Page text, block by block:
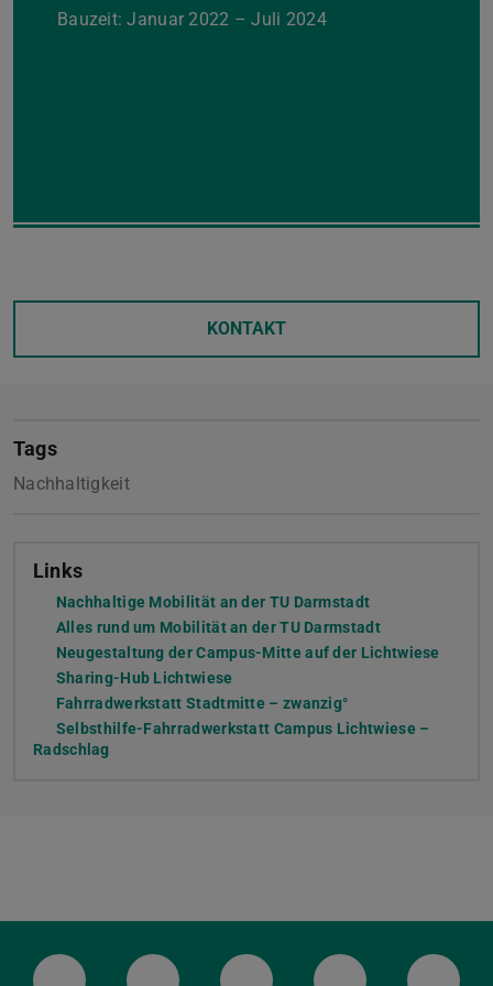
Bauzeit: Januar 2022 – Juli 2024
Zurück
KONTAKT
Tags
Nachhaltigkeit
Links
Nachhaltige Mobilität an der TU Darmstadt
Alles rund um Mobilität an der TU Darmstadt
Neugestaltung der Campus-Mitte auf der Lichtwiese
Sharing-Hub Lichtwiese
Fahrradwerkstatt Stadtmitte – zwanzig°
Selbsthilfe-Fahrradwerkstatt Campus Lichtwiese –
Radschlag